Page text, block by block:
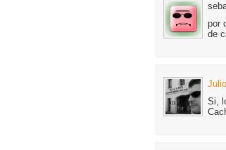
por
de
Julio
Si,